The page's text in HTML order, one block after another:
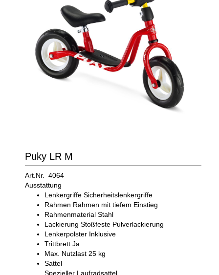
Puky LR M
Art.Nr. 4064
Ausstattung
Lenkergriffe Sicherheitslenkergriffe
Rahmen Rahmen mit tiefem Einstieg
Rahmenmaterial Stahl
Lackierung Stoßfeste Pulverlackierung
Lenkerpolster Inklusive
Trittbrett Ja
Max. Nutzlast 25 kg
Sattel
Spezieller Laufradsattel